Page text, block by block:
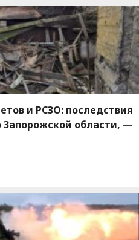
и РСЗО: последствия
Запорожской области, —